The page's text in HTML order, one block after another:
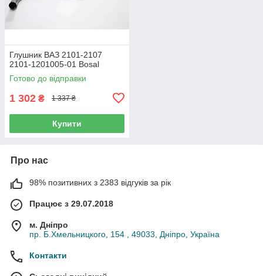
Глушник ВАЗ 2101-2107
2101-1201005-01 Bosal
Готово до відправки
1 302 ₴ 1 337 ₴
Купити
Про нас
98% позитивних з 2383 відгуків за рік
Працює з 29.07.2018
м. Дніпро
пр. Б.Хмельницкого, 154 , 49033, Дніпро, Україна
Контакти